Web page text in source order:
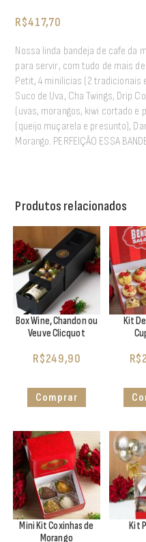
R$417,70
Nossa linda bandeja de cafe da
para servir, com tudo de mais
Petit, 4 minilicias (2 tradicionais
Suco de Uva, Cha Twings, Drip
(uvas, morangos, kiwi cortado e
(queijo muçarela e presunto),
Morango. PERFEIÇÃO ESSA
Produtos relacionados
Box Wine, Chandon ou
Veuve Clicquot
R$249,90
Comprar
Kit
R$
Mini Kit Coxinhas de
Morango
Kit